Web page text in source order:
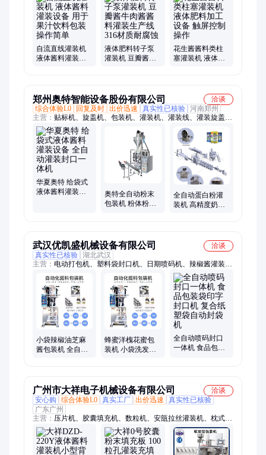
四轮搓盖机、多头打塞机、白酒封口机、蒸汽缩标机、红酒冲瓶
机、胶帽热缩机、红酒碾帽机、自动洗瓶机、红酒热缩机、白酒
打塞机、多头封口机、米酒打塞机、六轮冲瓶机、大桶封口机、
罐头封口机
自流直线灌装机
液体酱料灌装设
液体肥料转子泵
灌装机 豆瓣酱牛
花生酱酱料类柱
塞灌装机 液体肥
郑州奥特智能设备股份有限公司
洽谈
综合体验L0
回复及时 出价迅速 真实性已核验 河南郑州
主营： 贴标机、旋盖机、包装机、灌装机、灌装线、灌装旋盖、
定量灌装、粉末包装
华夏奥特 给袋式
液体酱料灌装设
奥特全自动粉末
包装机 粉体粉剂
全自动蛋白粉灌
装机 高精度奶粉
武汉优凯盛机械设备有限公司
洽谈
真实性已核验 湖北武汉
主营： 电动打包机、塑料袋封口机、日期喷码机、辣椒酱灌装
机、药材烘干机、真空包装机
小袋辣椒油芝麻
酱包装机 全自动
蜂蜜洋槐花蜜包
装机 小袋洗发水
全自动喷码封口
一体机 食品包装
广州市大祥电子机械设备有限公司
洽谈
安心购
综合体验L0 真实工厂 出价迅速
真实性已核验
广东广州
主营： 压片机、胶囊填充机、数粒机、安瓿拉丝灌装机、枕式包
装机、煎药机、双臂混合机、糖衣机包衣机、颗粒造粒机、各种
包装机、全自动中药制丸机、五谷杂粮磨粉机、中药压片机、全
自动胶囊填充机、泡罩包装机、双室真空包装机、工业干燥箱、